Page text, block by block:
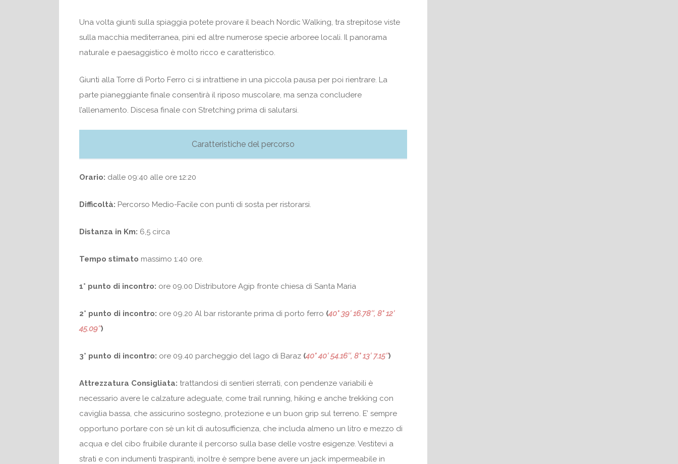
Una volta giunti sulla spiaggia potete provare il beach Nordic Walking, tra strepitose viste
sulla macchia mediterranea, pini ed altre numerose specie arboree locali. Il panorama
naturale e paesaggistico è molto ricco e caratteristico.
Giunti alla Torre di Porto Ferro ci si intrattiene in una piccola pausa per poi rientrare. La
parte pianeggiante finale consentirà il riposo muscolare, ma senza concludere
l’allenamento. Discesa finale con Stretching prima di salutarsi.
Caratteristiche del percorso
Orario: dalle 09:40 alle ore 12:20
Difficoltà: Percorso Medio-Facile con punti di sosta per ristorarsi.
Distanza in Km: 6,5 circa
Tempo stimato massimo 1:40 ore.
1° punto di incontro: ore 09.00 Distributore Agip fronte chiesa di Santa Maria
2° punto di incontro: ore 09.20 Al bar ristorante prima di porto ferro (40° 39′ 16.78″, 8° 12′
45.09″)
3° punto di incontro: ore 09.40 parcheggio del lago di Baraz (40° 40′ 54.16″, 8° 13′ 7.15″)
Attrezzatura Consigliata: trattandosi di sentieri sterrati, con pendenze variabili è
necessario avere le calzature adeguate, come trail running, hiking e anche trekking con
caviglia bassa, che assicurino sostegno, protezione e un buon grip sul terreno. E’ sempre
opportuno portare con sè un kit di autosufficienza, che includa almeno un litro e mezzo di
acqua e del cibo fruibile durante il percorso sulla base delle vostre esigenze. Vestitevi a
strati e con indumenti traspiranti, inoltre è sempre bene avere un jack impermeabile in